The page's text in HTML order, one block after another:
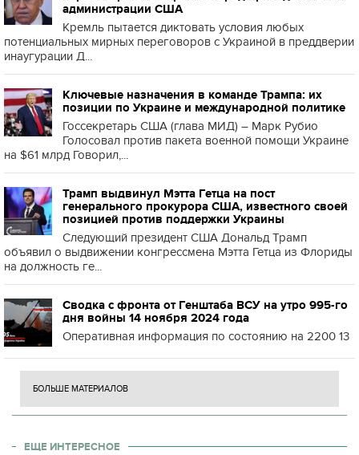
администрации США
Кремль пытается диктовать условия любых
потенциальных мирных переговоров с Украиной в преддверии
инаугурации Д...
Ключевые назначения в команде Трампа: их
позиции по Украине и международной политике
Госсекретарь США (глава МИД) – Марк Рубио
Голосовал против пакета военной помощи Украине
на $61 млрд Говорил,...
Трамп выдвинул Мэтта Гетца на пост
генерального прокурора США, известного своей
позицией против поддержки Украины
Следующий президент США Дональд Трамп
объявил о выдвижении конгрессмена Мэтта Гетца из Флориды
на должность ге...
Сводка с фронта от Генштаба ВСУ на утро 995-го
дня войны 14 ноября 2024 года
Оперативная информация по состоянию на 2200 13
БОЛЬШЕ МАТЕРИАЛОВ
ЕЩЕ ИНТЕРЕСНОЕ